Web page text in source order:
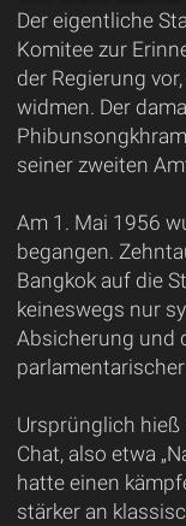
Der eigentliche
Komitee zur
der Regierung
widmen. Der
seiner zweiten
Am 1. Mai 1956
begangen.
Bangkok auf die
keineswegs nur
Absicherung und
Ursprünglich hieß
Chat, also etwa
hatte einen
stärker an